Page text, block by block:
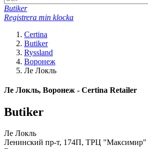
Butiker
Registrera min klocka
Certina
Butiker
Ryssland
Воронеж
Ле Локль
Ле Локль, Воронеж - Certina Retailer
Butiker
Ле Локль
Ленинский пр-т, 174П, ТРЦ "Максимир"